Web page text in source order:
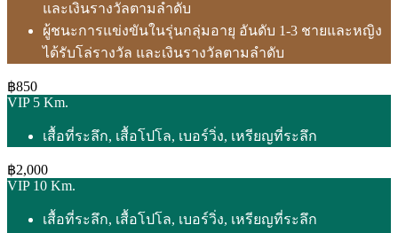
และเงินรางวัลตามลำดับ
ผู้ชนะการแข่งขันในรุ่นกลุ่มอายุ อันดับ 1-3 ชายและหญิง
ได้รับโล่รางวัล และเงินรางวัลตามลำดับ
฿850
VIP 5 Km.
เสื้อที่ระลึก, เสื้อโปโล, เบอร์วิ่ง, เหรียญที่ระลึก
฿2,000
VIP 10 Km.
เสื้อที่ระลึก, เสื้อโปโล, เบอร์วิ่ง, เหรียญที่ระลึก